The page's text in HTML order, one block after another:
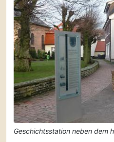
Geschichtsstation neben dem